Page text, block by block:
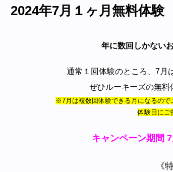
2024年7月１ヶ月無料体験
年に数回しかない
通常１回体験のところ、7月
ぜひルーキーズの無
※7月は複数回体験できる月になるの
体験日にご
キャンペーン期間
《